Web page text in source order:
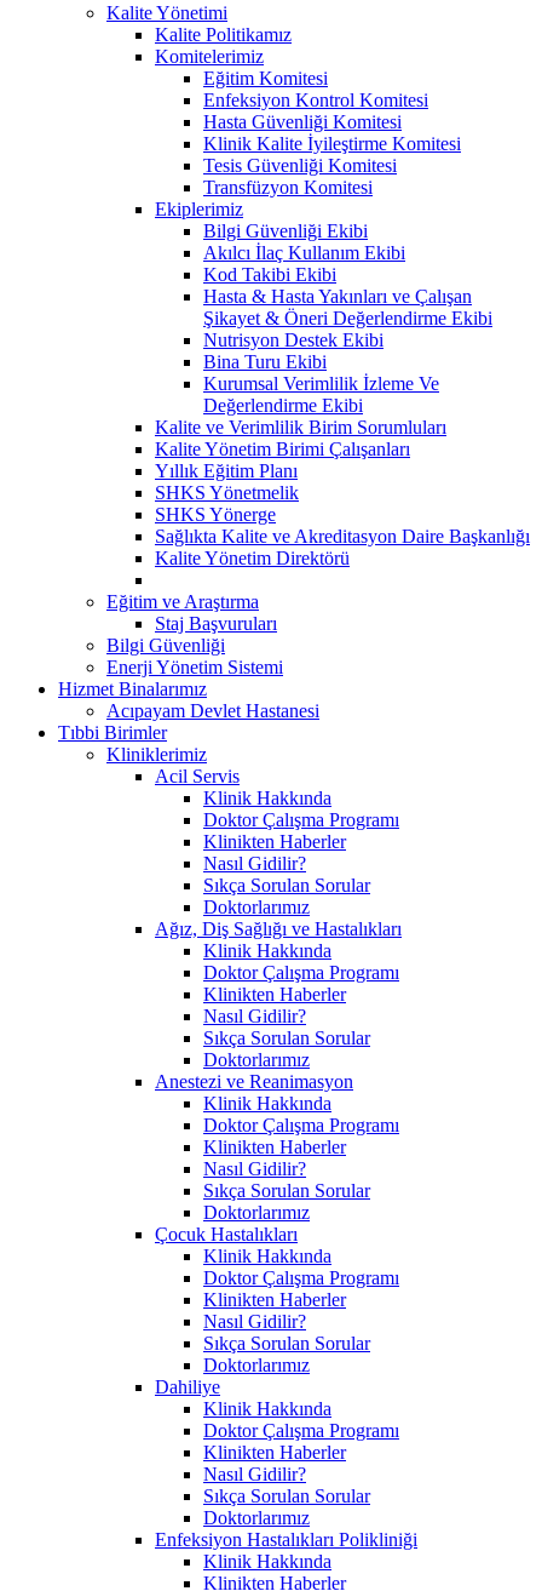
Kalite Yönetimi
Kalite Politikamız
Komitelerimiz
Eğitim Komitesi
Enfeksiyon Kontrol Komitesi
Hasta Güvenliği Komitesi
Klinik Kalite İyileştirme Komitesi
Tesis Güvenliği Komitesi
Transfüzyon Komitesi
Ekiplerimiz
Bilgi Güvenliği Ekibi
Akılcı İlaç Kullanım Ekibi
Kod Takibi Ekibi
Hasta & Hasta Yakınları ve Çalışan
Şikayet & Öneri Değerlendirme Ekibi
Nutrisyon Destek Ekibi
Bina Turu Ekibi
Kurumsal Verimlilik İzleme Ve
Değerlendirme Ekibi
Kalite ve Verimlilik Birim Sorumluları
Kalite Yönetim Birimi Çalışanları
Yıllık Eğitim Planı
SHKS Yönetmelik
SHKS Yönerge
Sağlıkta Kalite ve Akreditasyon Daire Başkanlığı
Kalite Yönetim Direktörü
Eğitim ve Araştırma
Staj Başvuruları
Bilgi Güvenliği
Enerji Yönetim Sistemi
Hizmet Binalarımız
Acıpayam Devlet Hastanesi
Tıbbi Birimler
Kliniklerimiz
Acil Servis
Klinik Hakkında
Doktor Çalışma Programı
Klinikten Haberler
Nasıl Gidilir?
Sıkça Sorulan Sorular
Doktorlarımız
Ağız, Diş Sağlığı ve Hastalıkları
Klinik Hakkında
Doktor Çalışma Programı
Klinikten Haberler
Nasıl Gidilir?
Sıkça Sorulan Sorular
Doktorlarımız
Anestezi ve Reanimasyon
Klinik Hakkında
Doktor Çalışma Programı
Klinikten Haberler
Nasıl Gidilir?
Sıkça Sorulan Sorular
Doktorlarımız
Çocuk Hastalıkları
Klinik Hakkında
Doktor Çalışma Programı
Klinikten Haberler
Nasıl Gidilir?
Sıkça Sorulan Sorular
Doktorlarımız
Dahiliye
Klinik Hakkında
Doktor Çalışma Programı
Klinikten Haberler
Nasıl Gidilir?
Sıkça Sorulan Sorular
Doktorlarımız
Enfeksiyon Hastalıkları Polikliniği
Klinik Hakkında
Klinikten Haberler